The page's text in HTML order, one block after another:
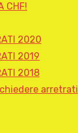
CHF!
2020
2019
2018
arretrati